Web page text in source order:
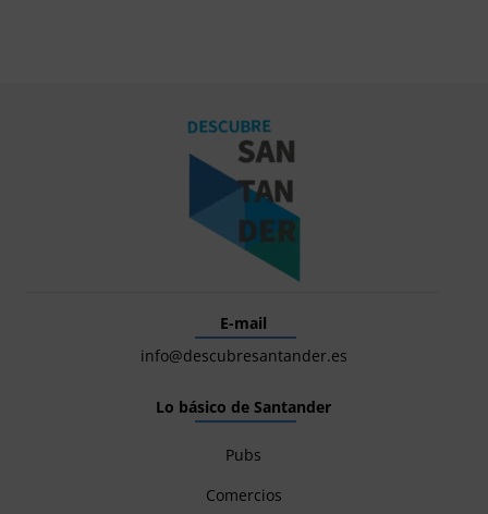
E-mail
info@descubresantander.es
Lo básico de Santander
Pubs
Comercios